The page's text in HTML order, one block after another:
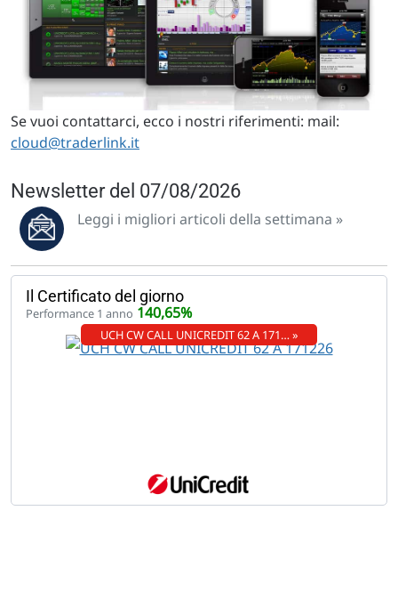
Se vuoi contattarci, ecco i nostri riferimenti: mail:
cloud@traderlink.it
Newsletter del 07/08/2026
Leggi i migliori articoli della settimana »
Il Certificato del giorno
Performance 1 anno 140,65%
UCH CW CALL UNICREDIT 62 A 171… »